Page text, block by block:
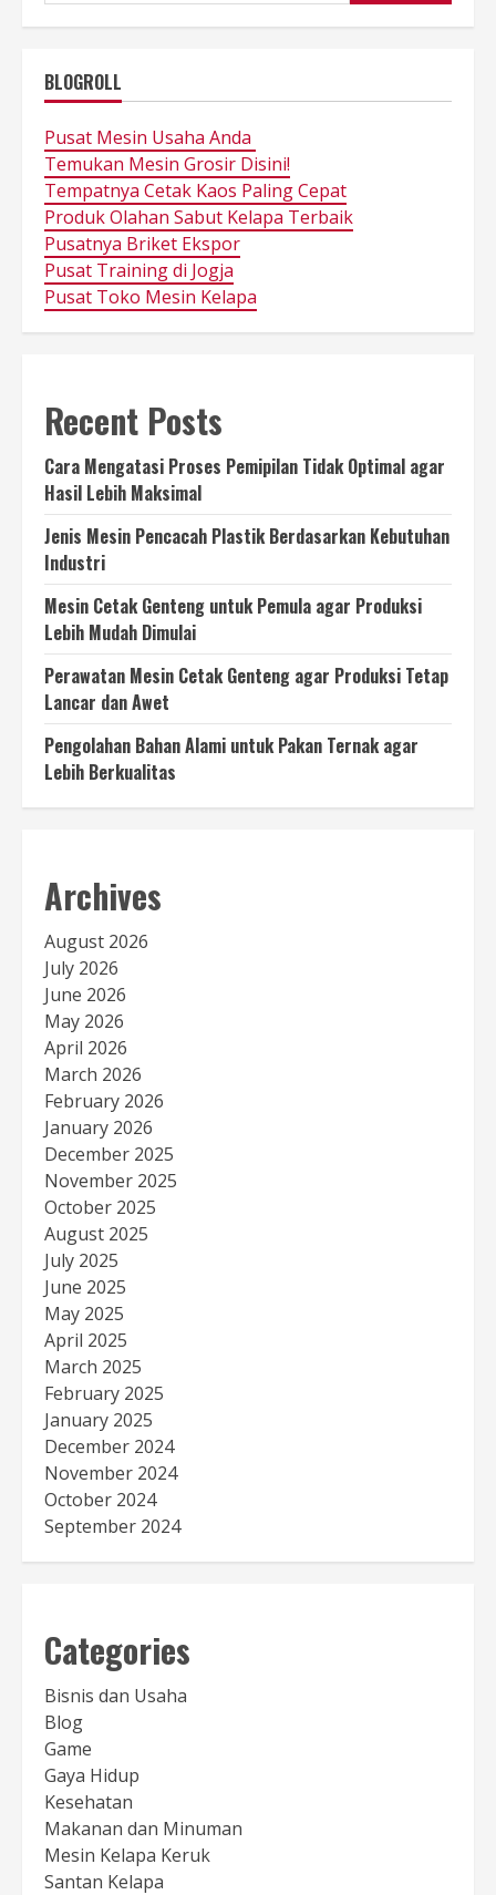
BLOGROLL
Pusat Mesin Usaha Anda
Temukan Mesin Grosir Disini!
Tempatnya Cetak Kaos Paling Cepat
Produk Olahan Sabut Kelapa Terbaik
Pusatnya Briket Ekspor
Pusat Training di Jogja
Pusat Toko Mesin Kelapa
Recent Posts
Cara Mengatasi Proses Pemipilan Tidak Optimal agar
Hasil Lebih Maksimal
Jenis Mesin Pencacah Plastik Berdasarkan Kebutuhan
Industri
Mesin Cetak Genteng untuk Pemula agar Produksi
Lebih Mudah Dimulai
Perawatan Mesin Cetak Genteng agar Produksi Tetap
Lancar dan Awet
Pengolahan Bahan Alami untuk Pakan Ternak agar
Lebih Berkualitas
Archives
August 2026
July 2026
June 2026
May 2026
April 2026
March 2026
February 2026
January 2026
December 2025
November 2025
October 2025
August 2025
July 2025
June 2025
May 2025
April 2025
March 2025
February 2025
January 2025
December 2024
November 2024
October 2024
September 2024
Categories
Bisnis dan Usaha
Blog
Game
Gaya Hidup
Kesehatan
Makanan dan Minuman
Mesin Kelapa Keruk
Santan Kelapa